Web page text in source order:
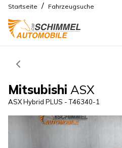
Startseite / Fahrzeugsuche
Mitsubishi ASX
ASX Hybrid PLUS - T46340-1